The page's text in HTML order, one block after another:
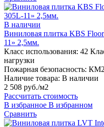
В наличии
Виниловая плитка KBS
11» 2,5мм.
Класс использования: 42
нагрузки
Пожарная безопасность: КМ2
Наличие товара: В наличии
2 508 руб./м2
Рассчитать стоимость
В избранное В избранном
Сравнить